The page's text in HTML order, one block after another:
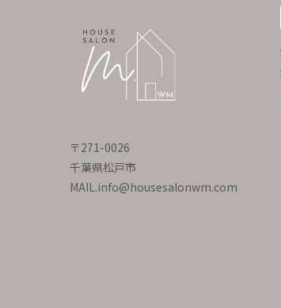
〒271-0026
千葉県松戸市
MAIL.info@housesalonwm.com